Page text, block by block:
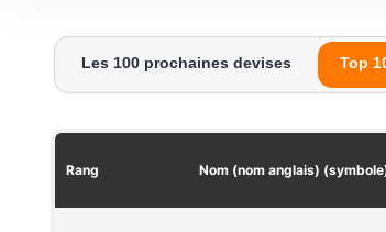
Les 100 prochaines devises Top
Rang Nom (nom anglais)